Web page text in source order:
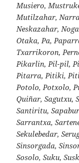
Musiero,
Mutilzahar,
Neskazahar,
Otaka, Pa,
Txarrikoron,
Pikarlin, Pil-pil,
Pitarra, Pitiki,
Potolo, Potxolo,
Quiñar, Sagutxu,
Santiritu,
Sarrantxa,
Sekulebedar,
Sinsorgada,
Sosolo, Suku,